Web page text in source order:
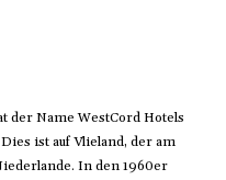
der Name WestCord Hotels
ist auf Vlieland, der am
In den 1960er